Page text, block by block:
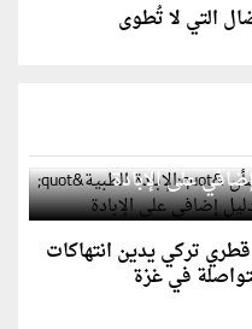
التي لا تُطوى
بشأن "الإبادة الطبية"
على الإبادة
تركي يدين انتهاكات
في غزة